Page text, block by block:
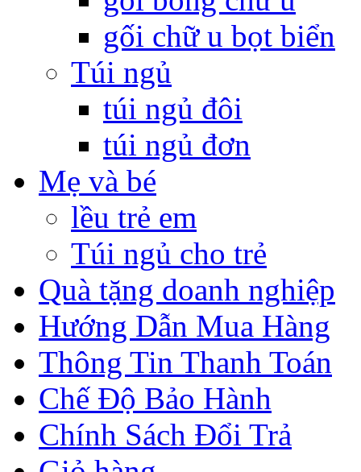
gối chữ u bọt biển
Túi ngủ
túi ngủ đôi
túi ngủ đơn
Mẹ và bé
lều trẻ em
Túi ngủ cho trẻ
Quà tặng doanh nghiệp
Hướng Dẫn Mua Hàng
Thông Tin Thanh Toán
Chế Độ Bảo Hành
Chính Sách Đổi Trả